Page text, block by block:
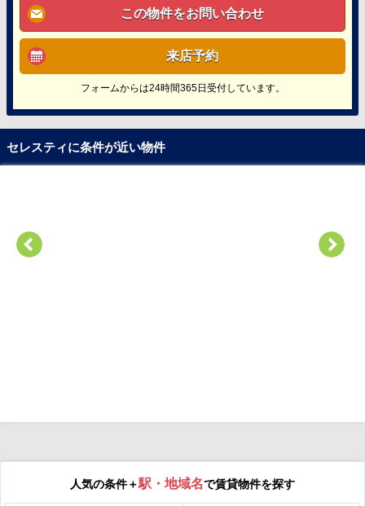
この物件をお問い合わせ
来店予約
フォームからは24時間365日受付しています。
セレスティに条件が近い物件
人気の条件＋駅・地域名で賃貸物件を探す